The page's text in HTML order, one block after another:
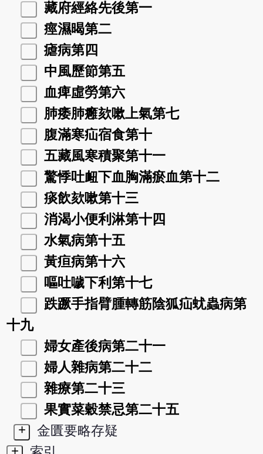
藏府經絡先後第一
痙濕暍第二
瘧病第四
中風歷節第五
血痺虛勞第六
肺痿肺癰欬嗽上氣第七
腹滿寒疝宿食第十
五藏風寒積聚第十一
驚悸吐衄下血胸滿瘀血第十二
痰飲欬嗽第十三
消渴小便利淋第十四
水氣病第十五
黃疸病第十六
嘔吐噦下利第十七
跌蹶手指臂腫轉筋陰狐疝蚘蟲病第
十九
婦女產後病第二十一
婦人雜病第二十二
雜療第二十三
果實菜穀禁忌第二十五
+
金匱要略存疑